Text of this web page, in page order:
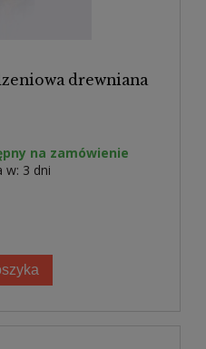
drewniana
na zamówienie
w: 3 dni